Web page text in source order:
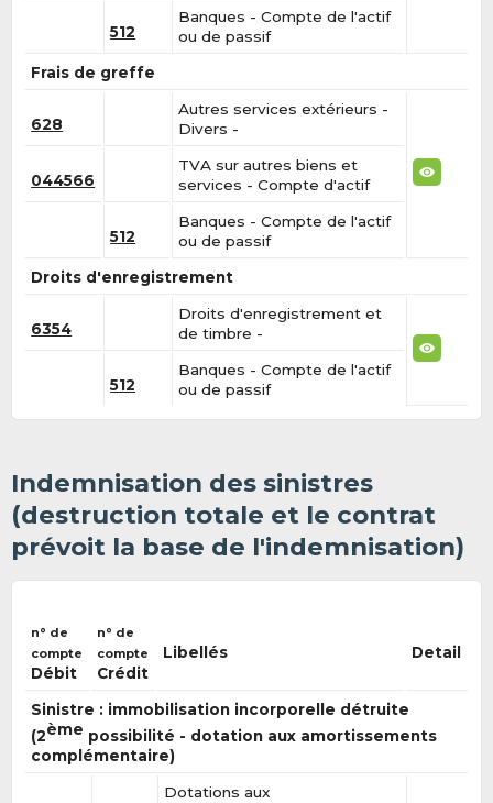
512
Banques - Compte de l'actif
ou de passif
Frais de greffe
628
Autres services extérieurs -
Divers -
044566
TVA sur autres biens et
services - Compte d'actif
512
Banques - Compte de l'actif
ou de passif
Droits d'enregistrement
6354
Droits d'enregistrement et
de timbre -
512
Banques - Compte de l'actif
ou de passif
Indemnisation des sinistres
(destruction totale et le contrat
prévoit la base de l'indemnisation)
n° de
compte
Débit
n° de
compte
Crédit
Libellés Detail
Sinistre : immobilisation incorporelle détruite
(2ème possibilité - dotation aux amortissements
complémentaire)
Dotations aux